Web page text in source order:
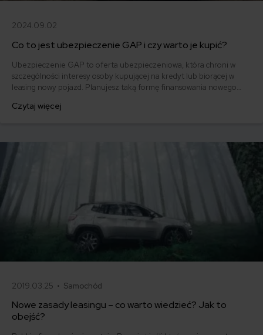
2024.09.02
Co to jest ubezpieczenie GAP i czy warto je kupić?
Ubezpieczenie GAP to oferta ubezpieczeniowa, która chroni w
szczególności interesy osoby kupującej na kredyt lub biorącej w
leasing nowy pojazd. Planujesz taką formę finansowania nowego
ewentualnymi zdarzeniami losowymi?
Czytaj więcej
2019.03.25 • Samochód
Nowe zasady leasingu – co warto wiedzieć? Jak to
obejść?